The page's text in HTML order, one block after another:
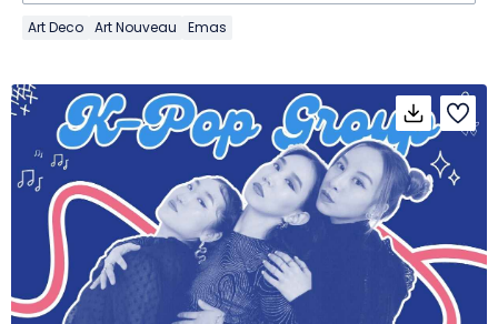
Art Deco Art Nouveau Emas